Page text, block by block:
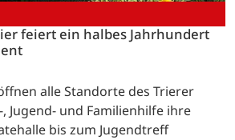
feiert ein halbes Jahrhundert
alle Standorte des Trierer
Jugend- und Familienhilfe ihre
bis zum Jugendtreff